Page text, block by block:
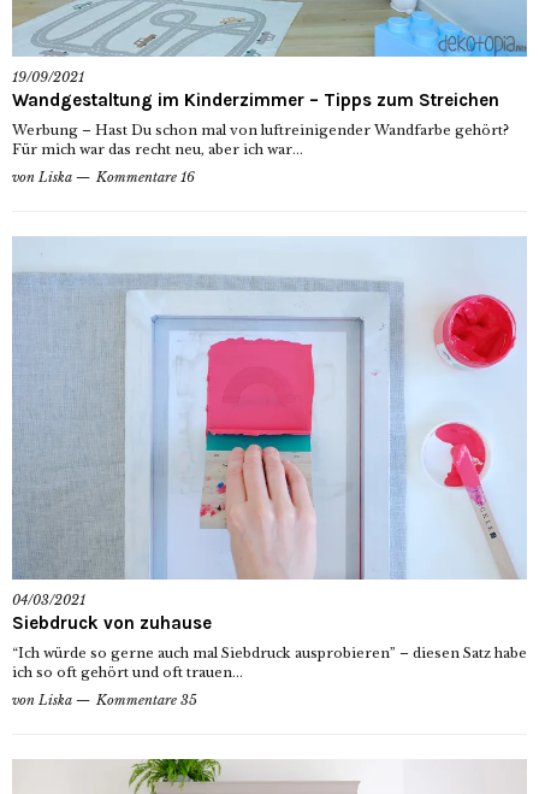
19/09/2021
Wandgestaltung im Kinderzimmer – Tipps zum Streichen
Werbung – Hast Du schon mal von luftreinigender Wandfarbe gehört?
Für mich war das recht neu, aber ich war...
von Liska Kommentare 16
04/03/2021
Siebdruck von zuhause
“Ich würde so gerne auch mal Siebdruck ausprobieren” – diesen Satz habe
ich so oft gehört und oft trauen...
von Liska Kommentare 35